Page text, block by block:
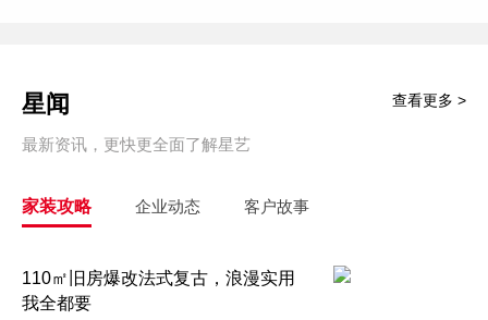
星闻
最新资讯，更快更全面了解星艺
查看更多 >
家装攻略 企业动态 客户故事
110㎡旧房爆改法式复古，浪漫实用
我全都要